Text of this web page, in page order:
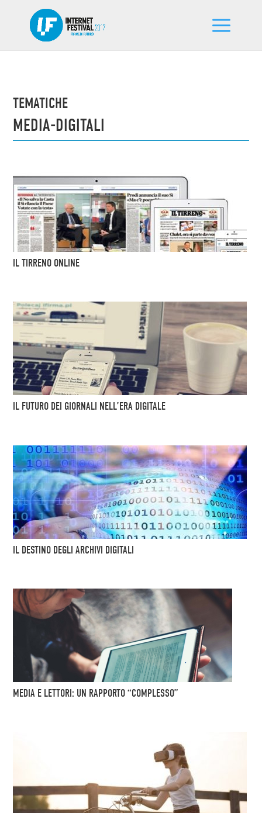
TEMATICHE
MEDIA-DIGITALI
IL TIRRENO ONLINE
IL FUTURO DEI GIORNALI NELL’ERA DIGITALE
IL DESTINO DEGLI ARCHIVI DIGITALI
MEDIA E LETTORI: UN RAPPORTO “COMPLESSO”